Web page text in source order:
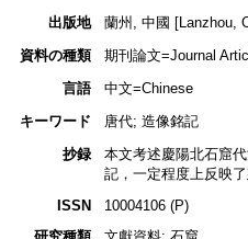
出版地
蘭州, 中國 [Lanzhou,
資料の種類
期刊論文=Journal
言語
中文=Chinese
キーワード
唐代; 造像銘記
抄録
本文考述慶陽北石窟
記，一定程度上反映
ISSN
10004106 (P)